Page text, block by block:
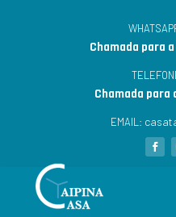
Chamada para
Chamada para
EMAIL: